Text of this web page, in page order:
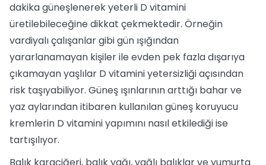
dakika güneşlenerek yeterli D vitamini
üretilebileceğine dikkat çekmektedir. Örneğin
vardiyalı çalışanlar gibi gün ışığından
yararlanamayan kişiler ile evden pek fazla dışarıya
çıkamayan yaşlılar D vitamini yetersizliği açısından
risk taşıyabiliyor. Güneş ışınlarının arttığı bahar ve
yaz aylarından itibaren kullanılan güneş koruyucu
kremlerin D vitamini yapımını nasıl etkilediği ise
tartışılıyor.